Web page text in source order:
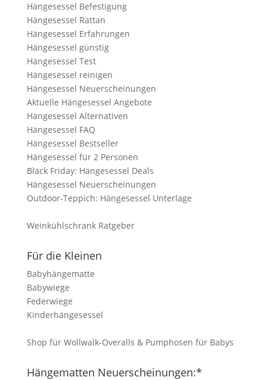
Hängesessel Befestigung
Hängesessel Rattan
Hängesessel Erfahrungen
Hängesessel günstig
Hängesessel Test
Hängesessel reinigen
Hängesessel Neuerscheinungen
Aktuelle Hängesessel Angebote
Hängesessel Alternativen
Hängesessel FAQ
Hängesessel Bestseller
Hängesessel für 2 Personen
Black Friday: Hängesessel Deals
Hängesessel Neuerscheinungen
Outdoor-Teppich: Hängesessel Unterlage
Weinkühlschrank Ratgeber
Für die Kleinen
Babyhängematte
Babywiege
Federwiege
Kinderhängesessel
Shop für Wollwalk-Overalls & Pumphosen für Babys
Hängematten Neuerscheinungen:*